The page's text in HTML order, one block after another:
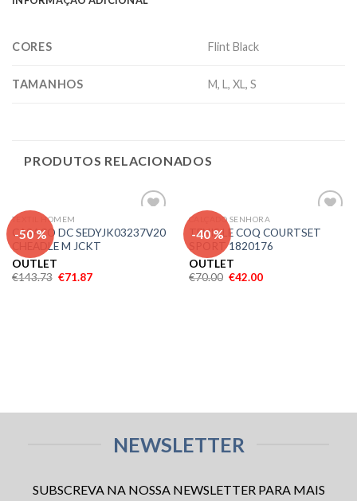
CORES Flint Black
TAMANHOS M, L, XL, S
PRODUTOS RELACIONADOS
-50 %
aos meus
TEXTIL HOMEM
CASACO DC SEDYJK03237V20
CHEADLE M JCKT
OUTLET
€143.73 €71.87
-40 %
aos meus
CALÇADO SENHORA
TENIS LE COQ COURTSET
SPORT 1820176
OUTLET
€70.00 €42.00
NEWSLETTER
SUBSCREVA NA NOSSA NEWSLETTER PARA MAIS